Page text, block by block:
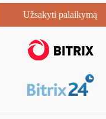
Užsakyti palaikymą